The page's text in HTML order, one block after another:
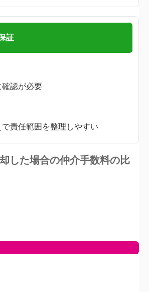
証
認が必要
責任範囲を整理しやすい
した場合の仲介手数料の比